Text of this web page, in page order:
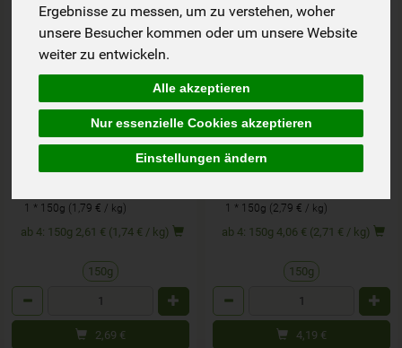
Ergebnisse zu messen, um zu verstehen, woher
unsere Besucher kommen oder um unsere Website
weiter zu entwickeln.
Alle akzeptieren
Nur essenzielle Cookies akzeptieren
Einstellungen ändern
Hummus Tahini 150g
ISA
*
1 * 150g (1,79 € / kg)
ab 4: 150g 2,61 € (1,74 € / kg)
150g
2,69 €
Guacamole 150g ISA
*
1 * 150g (2,79 € / kg)
ab 4: 150g 4,06 € (2,71 € / kg)
150g
4,19 €